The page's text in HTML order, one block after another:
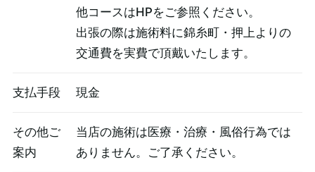
他コースはHPをご参照ください。
出張の際は施術料に錦糸町・押上よりの
交通費を実費で頂戴いたします。
支払手段 現金
その他ご
案内
当店の施術は医療・治療・風俗行為では
ありません。ご了承ください。